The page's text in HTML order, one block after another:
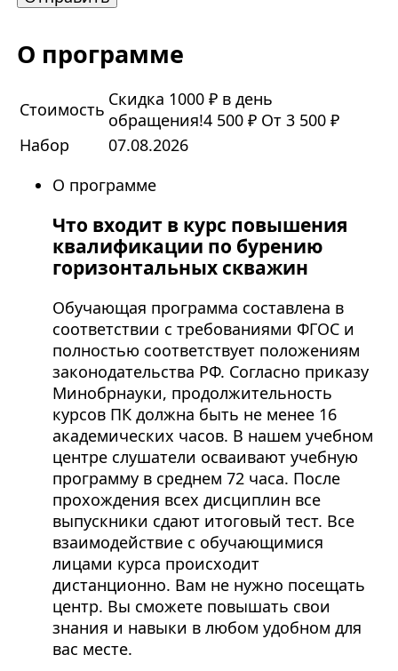
О программе
Стоимость Скидка 1000 ₽ в день
обращения!4 500 ₽ От 3 500 ₽
Набор
07.08.2026
О программе
Что входит в курс повышения
квалификации по бурению
горизонтальных скважин
Обучающая программа составлена в
соответствии с требованиями ФГОС и
полностью соответствует положениям
законодательства РФ. Согласно приказу
Минобрнауки, продолжительность
курсов ПК должна быть не менее 16
академических часов. В нашем учебном
центре слушатели осваивают учебную
программу в среднем 72 часа. После
прохождения всех дисциплин все
выпускники сдают итоговый тест. Все
взаимодействие с обучающимися
лицами курса происходит
дистанционно. Вам не нужно посещать
центр. Вы сможете повышать свои
знания и навыки в любом удобном для
вас месте.